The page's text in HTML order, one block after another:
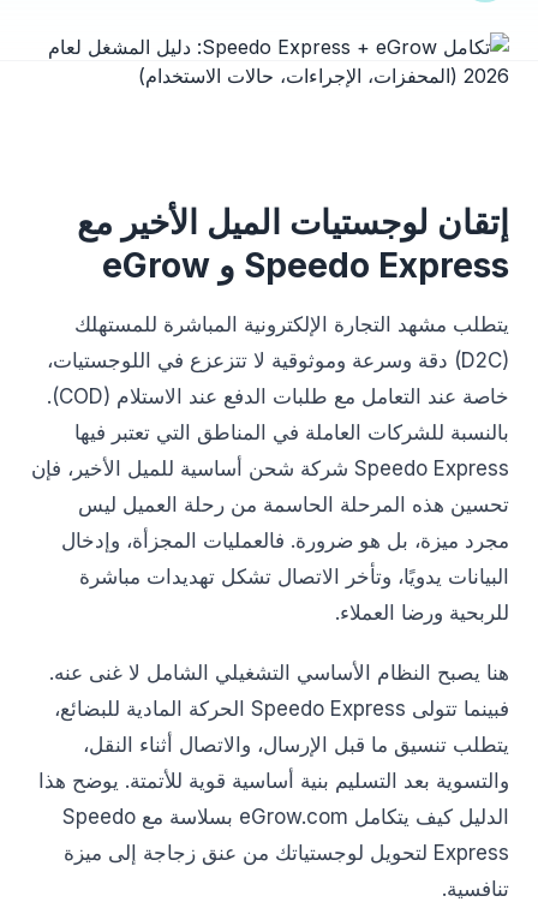
إتقان لوجستيات الميل الأخير مع
Speedo Express و eGrow
يتطلب مشهد التجارة الإلكترونية المباشرة للمستهلك
(D2C) دقة وسرعة وموثوقية لا تتزعزع في اللوجستيات،
خاصة عند التعامل مع طلبات الدفع عند الاستلام (COD).
بالنسبة للشركات العاملة في المناطق التي تعتبر فيها
Speedo Express شركة شحن أساسية للميل الأخير، فإن
تحسين هذه المرحلة الحاسمة من رحلة العميل ليس
مجرد ميزة، بل هو ضرورة. فالعمليات المجزأة، وإدخال
البيانات يدويًا، وتأخر الاتصال تشكل تهديدات مباشرة
للربحية ورضا العملاء.
هنا يصبح النظام الأساسي التشغيلي الشامل لا غنى عنه.
فبينما تتولى Speedo Express الحركة المادية للبضائع،
يتطلب تنسيق ما قبل الإرسال، والاتصال أثناء النقل،
والتسوية بعد التسليم بنية أساسية قوية للأتمتة. يوضح هذا
الدليل كيف يتكامل eGrow.com بسلاسة مع Speedo
Express لتحويل لوجستياتك من عنق زجاجة إلى ميزة
تنافسية.